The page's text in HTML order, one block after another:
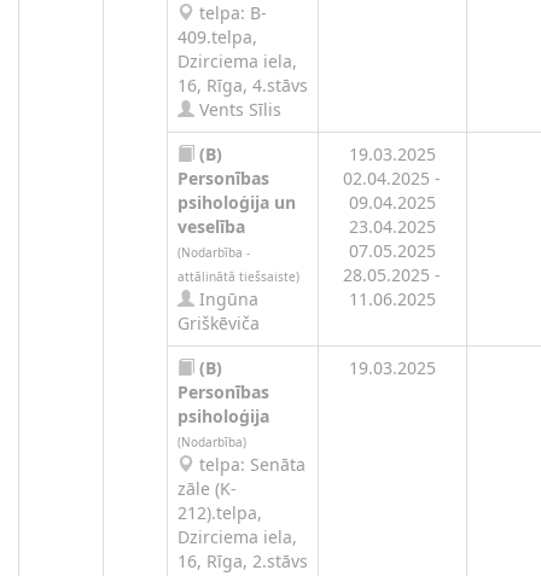
telpa: B-
409.telpa,
Dzirciema iela,
16, Rīga, 4.stāvs
Vents Sīlis
(B)
Personības
psiholoģija un
veselība
(Nodarbība -
attālinātā tiešsaiste)
Ingūna
Griškēviča
19.03.2025
02.04.2025 -
09.04.2025
23.04.2025
07.05.2025
28.05.2025 -
11.06.2025
(B)
Personības
psiholoģija
(Nodarbība)
telpa: Senāta
zāle (K-
212).telpa,
Dzirciema iela,
16, Rīga, 2.stāvs
19.03.2025